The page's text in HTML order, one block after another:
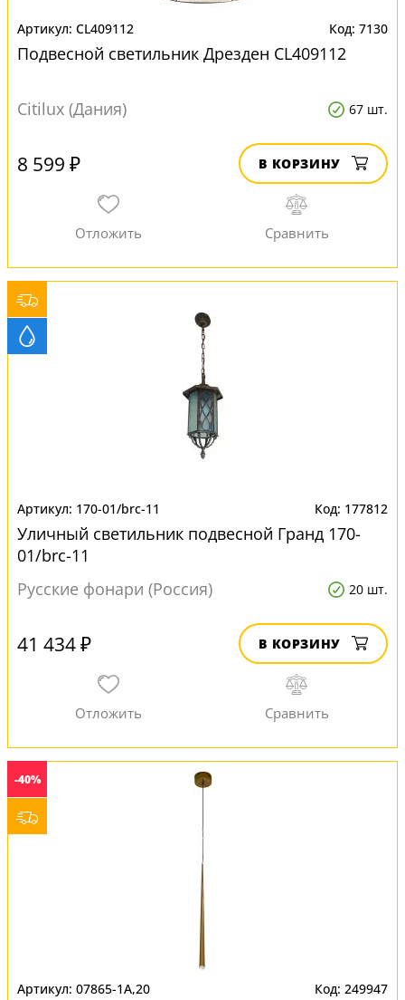
CL409112 7130
Подвесной светильник Дрезден CL409112
Citilux (Дания) 67 шт.
8 599 ₽ В КОРЗИНУ
170-01/brc-11 177812
Уличный светильник подвесной Гранд 170-
01/brc-11
Русские фонари (Россия)
20 шт.
41 434 ₽ В КОРЗИНУ
-40%
07865-1A,20 249947